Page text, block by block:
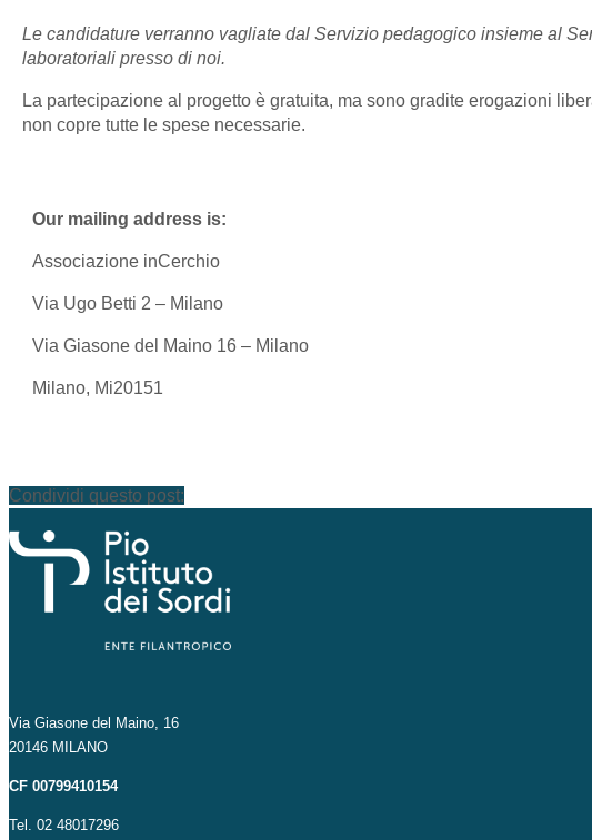
Le candidature verranno vagliate dal Servizio pedagogico insieme al
laboratoriali presso di noi.
La partecipazione al progetto è gratuita, ma sono gradite erogazioni
non copre tutte le spese necessarie.
Our mailing address is:
Associazione inCerchio
Via Ugo Betti 2 – Milano
Via Giasone del Maino 16 – Milano
Milano, Mi20151
Condividi questo post:
Via Giasone del Maino, 16
20146 MILANO
CF 00799410154
Tel. 02 48017296